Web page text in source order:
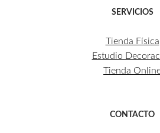
SERVICIOS
Tienda Física
Estudio
Tienda
CONTACTO